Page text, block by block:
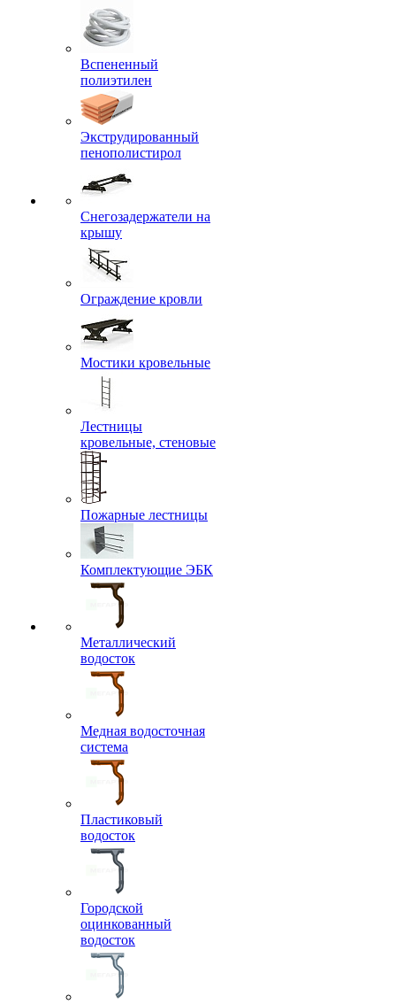
Вспененный
полиэтилен
Экструдированный
пенополистирол
Снегозадержатели на
крышу
Ограждение кровли
Мостики кровельные
Лестницы
кровельные, стеновые
Пожарные лестницы
Комплектующие ЭБК
Металлический
водосток
Медная водосточная
система
Пластиковый
водосток
Городской
оцинкованный
водосток